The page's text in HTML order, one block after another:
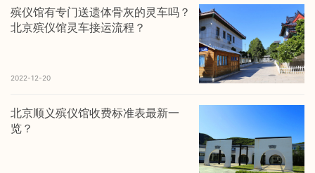
殡仪馆有专门送遗体骨灰的灵车吗？
北京殡仪馆灵车接运流程？
2022-12-20
北京顺义殡仪馆收费标准表最新一
览？